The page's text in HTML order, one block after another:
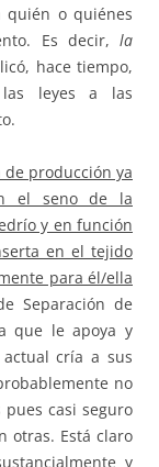
o quiénes
Es decir, la
hace tiempo,
las leyes a las
producción ya
el seno de la
y en función
en el tejido
para él/ella
Separación de
que le apoya y
cría a sus
no
casi seguro
otras. Está claro
y